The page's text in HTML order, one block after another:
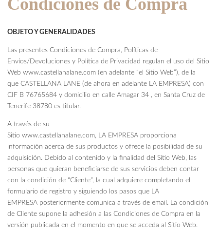
Condiciones de Compra
OBJETO Y GENERALIDADES
Las presentes Condiciones de Compra, Políticas de
Envíos/Devoluciones y Política de Privacidad regulan el uso del Sitio
Web www.castellanalane.com (en adelante “el Sitio Web”), de la
que CASTELLANA LANE (de ahora en adelante LA EMPRESA) con
CIF B 76765684 y domicilio en calle Amagar 34 , en Santa Cruz de
Tenerife 38780 es titular.
A través de su
Sitio www.castellanalane.com, LA EMPRESA proporciona
información acerca de sus productos y ofrece la posibilidad de su
adquisición. Debido al contenido y la finalidad del Sitio Web, las
personas que quieran beneficiarse de sus servicios deben contar
con la condición de “Cliente”, la cual adquiere completando el
formulario de registro y siguiendo los pasos que LA
EMPRESA posteriormente comunica a través de email. La condición
de Cliente supone la adhesión a las Condiciones de Compra en la
versión publicada en el momento en que se acceda al Sitio Web.